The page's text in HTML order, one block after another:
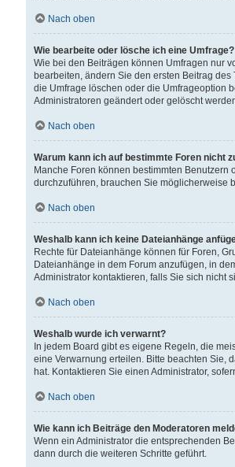
Nach oben
Wie bearbeite oder lösche ich eine Umfrage?
Wie bei den Beiträgen können Umfragen nur
bearbeiten, ändern Sie den ersten Beitrag
die Umfrage löschen oder die Umfrageoption
Administratoren geändert oder gelöscht
Nach oben
Warum kann ich auf bestimmte Foren nicht
Manche Foren können bestimmten
durchzuführen, brauchen Sie möglicherweise
Nach oben
Weshalb kann ich keine Dateianhänge
Rechte für Dateianhänge können für Foren,
Dateianhänge in dem Forum anzufügen, in
Administrator kontaktieren, falls Sie sich nicht
Nach oben
Weshalb wurde ich verwarnt?
In jedem Board gibt es eigene Regeln, die
eine Verwarnung erteilen. Bitte beachten Sie,
hat. Kontaktieren Sie einen Administrator,
Nach oben
Wie kann ich Beiträge den Moderatoren
Wenn ein Administrator die entsprechenden
dann durch die weiteren Schritte geführt.